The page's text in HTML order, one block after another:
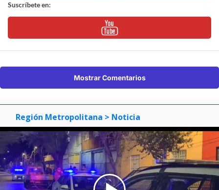
Suscríbete en:
Mostrar Comentarios
Región Metropolitana > Noticia